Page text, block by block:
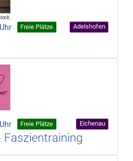
Freie Plätze Adelshofen
Freie Plätze Eichenau